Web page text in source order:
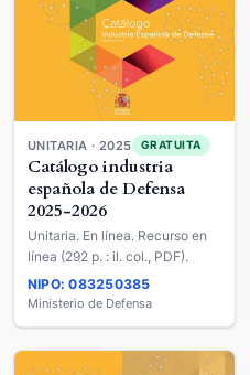
UNITARIA · 2025 GRATUITA
Catálogo industria
española de Defensa
2025-2026
Unitaria. En línea. Recurso en
línea (292 p. : il. col., PDF).
NIPO: 083250385
Ministerio de Defensa